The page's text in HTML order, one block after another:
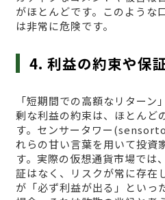
がほとんどです。このような
は非常に危険です。
4. 利益の約束や保
「短期間での高額なリター
剰な利益の約束は、ほとんど
す。センサータワー
れらの甘い言葉を用いて投資
す。実際の仮想通貨市場では
証はなく、リスクが常に存在
が「必ず利益が出る」といっ